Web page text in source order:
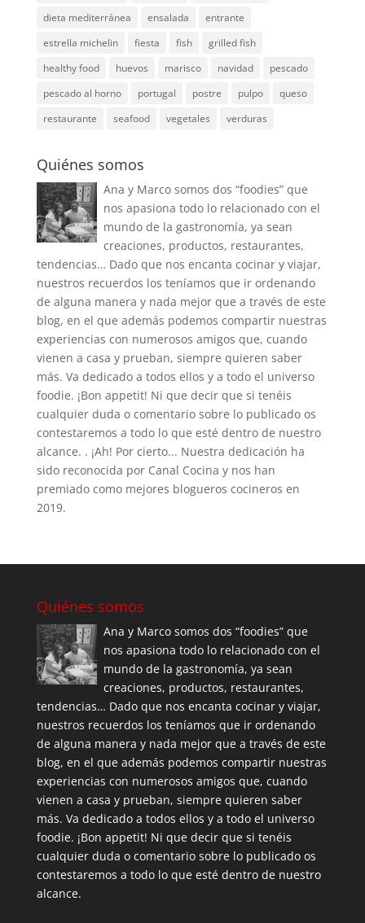
dieta mediterránea
ensalada
entrante
estrella michelin
fiesta fish
grilled fish
healthy food
huevos marisco navidad
pescado
pescado al horno
portugal postre pulpo
queso
restaurante
seafood vegetales verduras
Quiénes somos
Ana y Marco somos dos “foodies” que
nos apasiona todo lo relacionado con el
mundo de la gastronomía, ya sean
creaciones, productos, restaurantes,
tendencias… Dado que nos encanta cocinar y viajar,
nuestros recuerdos los teníamos que ir ordenando
de alguna manera y nada mejor que a través de este
blog, en el que además podemos compartir nuestras
experiencias con numerosos amigos que, cuando
vienen a casa y prueban, siempre quieren saber
más. Va dedicado a todos ellos y a todo el universo
foodie. ¡Bon appetit! Ni que decir que si tenéis
cualquier duda o comentario sobre lo publicado os
contestaremos a todo lo que esté dentro de nuestro
alcance. . ¡Ah! Por cierto... Nuestra dedicación ha
sido reconocida por Canal Cocina y nos han
premiado como mejores blogueros cocineros en
2019.
Quiénes somos
Ana y Marco somos dos “foodies” que
nos apasiona todo lo relacionado con el
mundo de la gastronomía, ya sean
creaciones, productos, restaurantes,
tendencias… Dado que nos encanta cocinar y viajar,
nuestros recuerdos los teníamos que ir ordenando
de alguna manera y nada mejor que a través de este
blog, en el que además podemos compartir nuestras
experiencias con numerosos amigos que, cuando
vienen a casa y prueban, siempre quieren saber
más. Va dedicado a todos ellos y a todo el universo
foodie. ¡Bon appetit! Ni que decir que si tenéis
cualquier duda o comentario sobre lo publicado os
contestaremos a todo lo que esté dentro de nuestro
alcance.